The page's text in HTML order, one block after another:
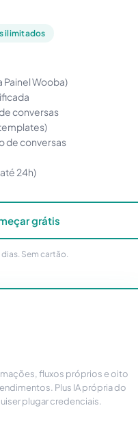
ilimitados
Painel Wooba)
conversas
de conversas
24h)
grátis
Sem cartão.
fluxos próprios e oito
Plus IA própria do
plugar credenciais.